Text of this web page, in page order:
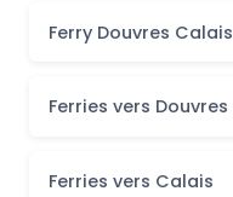
Ferry Douvres Calais
Ferries vers Douvres
Ferries vers Calais